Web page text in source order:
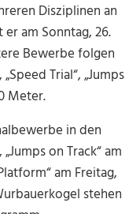
Disziplinen an
am Sonntag, 26.
Bewerbe folgen
Trial“, „Jumps
Meter.
in den
on Track“ am
am Freitag,
stehen